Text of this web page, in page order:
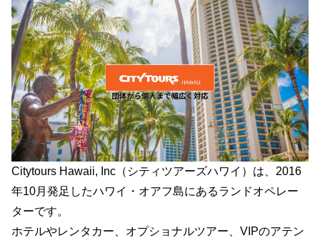
Citytours Hawaii, Inc（シティツアーズハワイ）は、2016
年10月発足したハワイ・オアフ島にあるランドオペレー
ターです。
ホテルやレンタカー、オプショナルツアー、VIPのアテン